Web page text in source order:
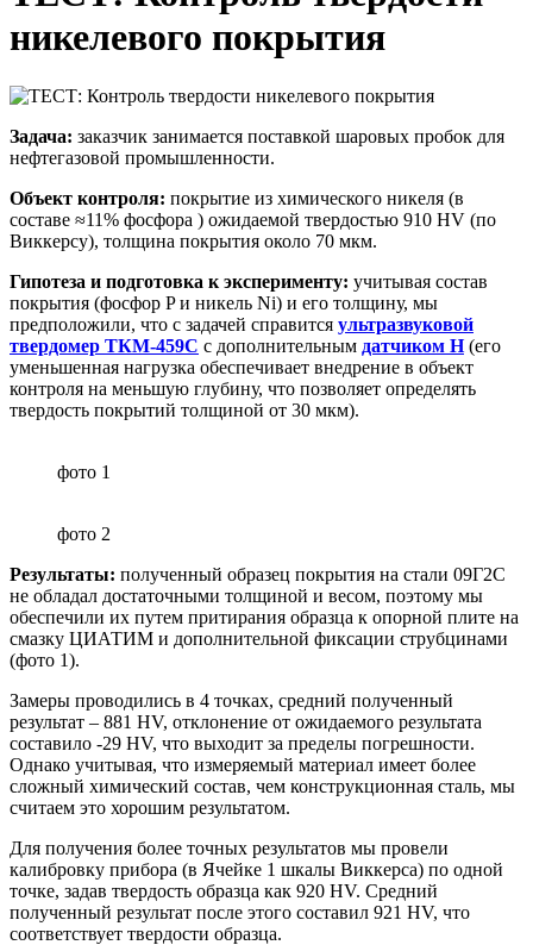
никелевого покрытия
Задача: заказчик занимается поставкой шаровых пробок для
нефтегазовой промышленности.
Объект контроля: покрытие из химического никеля (в
составе ≈11% фосфора ) ожидаемой твердостью 910 HV (по
Виккерсу), толщина покрытия около 70 мкм.
Гипотеза и подготовка к эксперименту: учитывая состав
покрытия (фосфор P и никель Ni) и его толщину, мы
предположили, что с задачей справится ультразвуковой
твердомер ТКМ-459С с дополнительным датчиком Н(его
уменьшенная нагрузка обеспечивает внедрение в объект
контроля на меньшую глубину, что позволяет определять
твердость покрытий толщиной от 30 мкм).
фото 1
фото 2
Результаты: полученный образец покрытия на стали 09Г2С
не обладал достаточными толщиной и весом, поэтому мы
обеспечили их путем притирания образца к опорной плите на
смазку ЦИАТИМ и дополнительной фиксации струбцинами
(фото 1).
Замеры проводились в 4 точках, средний полученный
результат – 881 HV, отклонение от ожидаемого результата
составило -29 HV, что выходит за пределы погрешности.
Однако учитывая, что измеряемый материал имеет более
сложный химический состав, чем конструкционная сталь, мы
считаем это хорошим результатом.
Для получения более точных результатов мы провели
калибровку прибора (в Ячейке 1 шкалы Виккерса) по одной
точке, задав твердость образца как 920 HV. Средний
полученный результат после этого составил 921 HV, что
соответствует твердости образца.